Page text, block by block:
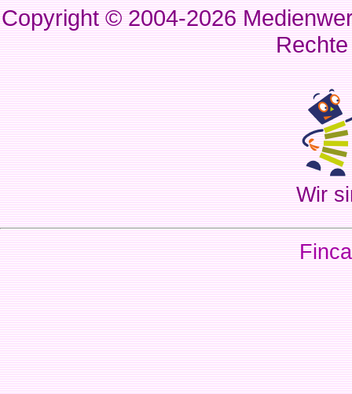
Copyright © 2004-2026
Wir